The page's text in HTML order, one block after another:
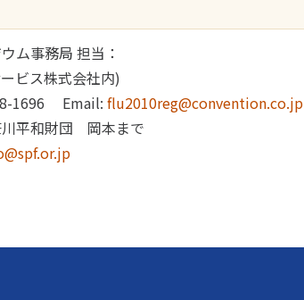
ム事務局 担当：
ビス株式会社内)
1696 Email: flu2010reg@convention.co.jp
川平和財団 岡本まで